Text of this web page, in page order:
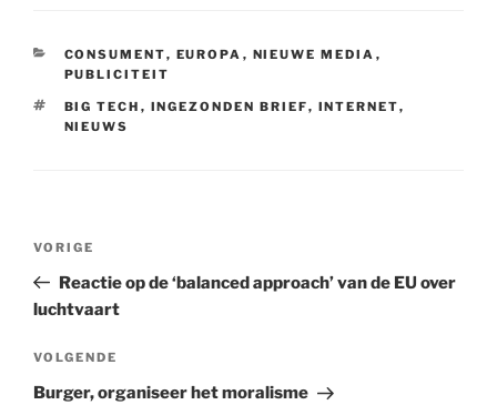
CATEGORIEËN
CONSUMENT, EUROPA , NIEUWE MEDIA ,
PUBLICITEIT
TAGS
BIG TECH , INGEZONDEN BRIEF, INTERNET,
NIEUWS
Vorig
bericht
VORIGE
Reactie op de ‘balanced approach’ van de EU over
luchtvaart
Volgend
bericht
VOLGENDE
Burger, organiseer het moralisme